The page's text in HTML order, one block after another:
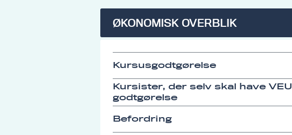
ØKONOMISK OVERBLIK
Kursusgodtgørelse
Kursister, der selv skal have VEU
godtgørelse
Befordring